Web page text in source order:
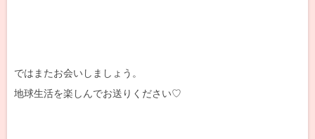
ではまたお会いしましょう。
地球生活を楽しんでお送りください♡